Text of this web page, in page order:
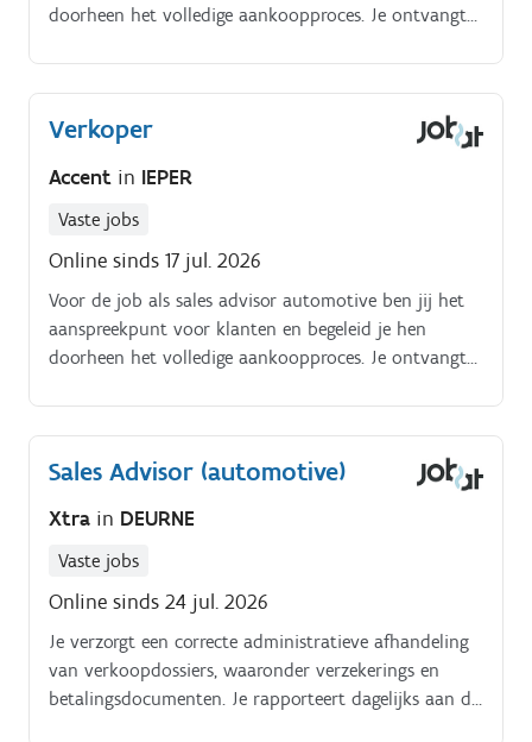
doorheen het volledige aankoopproces. Je ontvangt
Verkoper
Accent in IEPER
Vaste jobs
Online sinds 17 jul. 2026
Voor de job als sales advisor automotive ben jij het
aanspreekpunt voor klanten en begeleid je hen
doorheen het volledige aankoopproces. Je ontvangt
behoeften.
Sales Advisor (automotive)
Xtra in DEURNE
Vaste jobs
Online sinds 24 jul. 2026
Je verzorgt een correcte administratieve afhandeling
van verkoopdossiers, waaronder verzekerings en
betalingsdocumenten. Je rapporteert dagelijks aan de